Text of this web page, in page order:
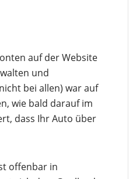
auf der Website
und
bei allen) war auf
wie bald darauf im
dass Ihr Auto über
offenbar in